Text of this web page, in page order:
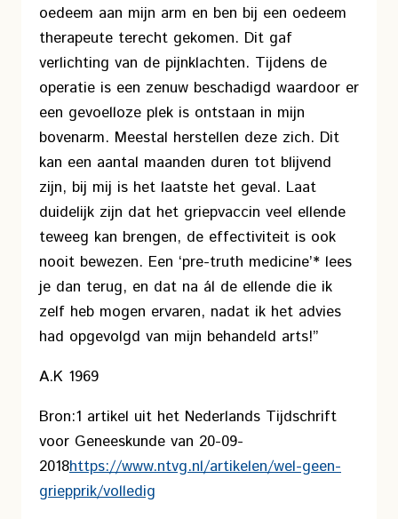
oedeem aan mijn arm en ben bij een oedeem
therapeute terecht gekomen. Dit gaf
verlichting van de pijnklachten. Tijdens de
operatie is een zenuw beschadigd waardoor er
een gevoelloze plek is ontstaan in mijn
bovenarm. Meestal herstellen deze zich. Dit
kan een aantal maanden duren tot blijvend
zijn, bij mij is het laatste het geval. Laat
duidelijk zijn dat het griepvaccin veel ellende
teweeg kan brengen, de effectiviteit is ook
nooit bewezen. Een ‘pre-truth medicine’* lees
je dan terug, en dat na ál de ellende die ik
zelf heb mogen ervaren, nadat ik het advies
had opgevolgd van mijn behandeld arts!”
A.K 1969
Bron:1 artikel uit het Nederlands Tijdschrift
voor Geneeskunde van 20-09-
2018https://www.ntvg.nl/artikelen/wel-geen-
griepprik/volledig